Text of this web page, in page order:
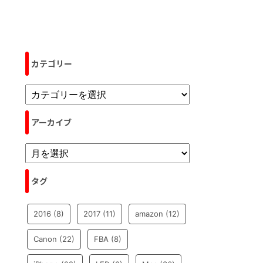
カテゴリー
アーカイブ
タグ
2016 (8) 2017 (11) amazon (12)
Canon (22) FBA (8)